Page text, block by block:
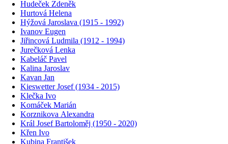
Hudeček Zdeněk
Hurtová Helena
Hýžová Jaroslava (1915 - 1992)
Ivanov Eugen
Jiřincová Ludmila (1912 - 1994)
Jurečková Lenka
Kabeláč Pavel
Kalina Jaroslav
Kavan Jan
Kieswetter Josef (1934 - 2015)
Klečka Ivo
Komáček Marián
Korznikova Alexandra
Král Josef Bartoloměj (1950 - 2020)
Křen Ivo
Kubina František